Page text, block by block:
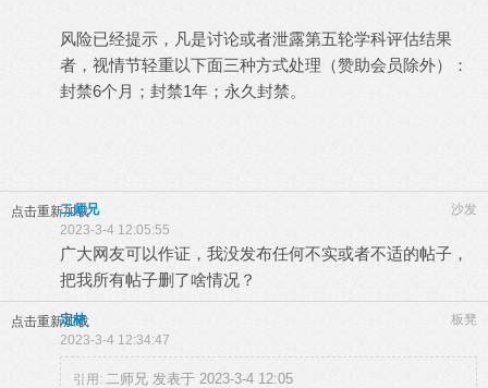
风险已经提示，凡是讨论或者泄露第五轮学科评估结果
者，视情节轻重以下面三种方式处理（赞助会员除外）：
封禁6个月；封禁1年；永久封禁。
点击重新加载 沙发
二师兄
2023-3-4 12:05:55
广大网友可以作证，我没发布任何不实或者不适的帖子，
把我所有帖子删了啥情况？
点击重新加载 板凳
定林
2023-3-4 12:34:47
引用: 二师兄 发表于 2023-3-4 12:05